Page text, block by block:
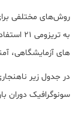
روش‌های مختلفی
به
های آزمایشگاهی،
در جدول زیر
سونوگرافیک دوران